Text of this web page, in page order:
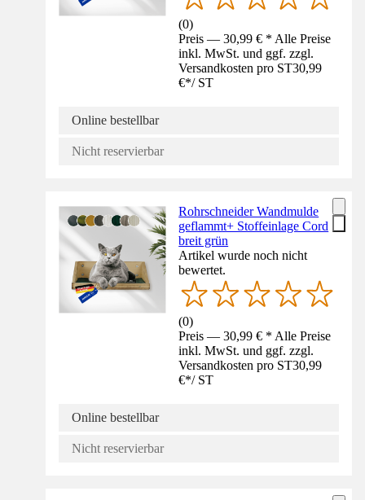
(0)
Preis — 30,99 € * Alle Preise
inkl. MwSt. und ggf. zzgl.
Versandkosten pro ST30,99
€*/ ST
Online bestellbar
Nicht reservierbar
Rohrschneider Wandmulde
geflammt+ Stoffeinlage Cord
breit grün
Artikel wurde noch nicht
bewertet.
(0)
Preis — 30,99 € * Alle Preise
inkl. MwSt. und ggf. zzgl.
Versandkosten pro ST30,99
€*/ ST
Online bestellbar
Nicht reservierbar